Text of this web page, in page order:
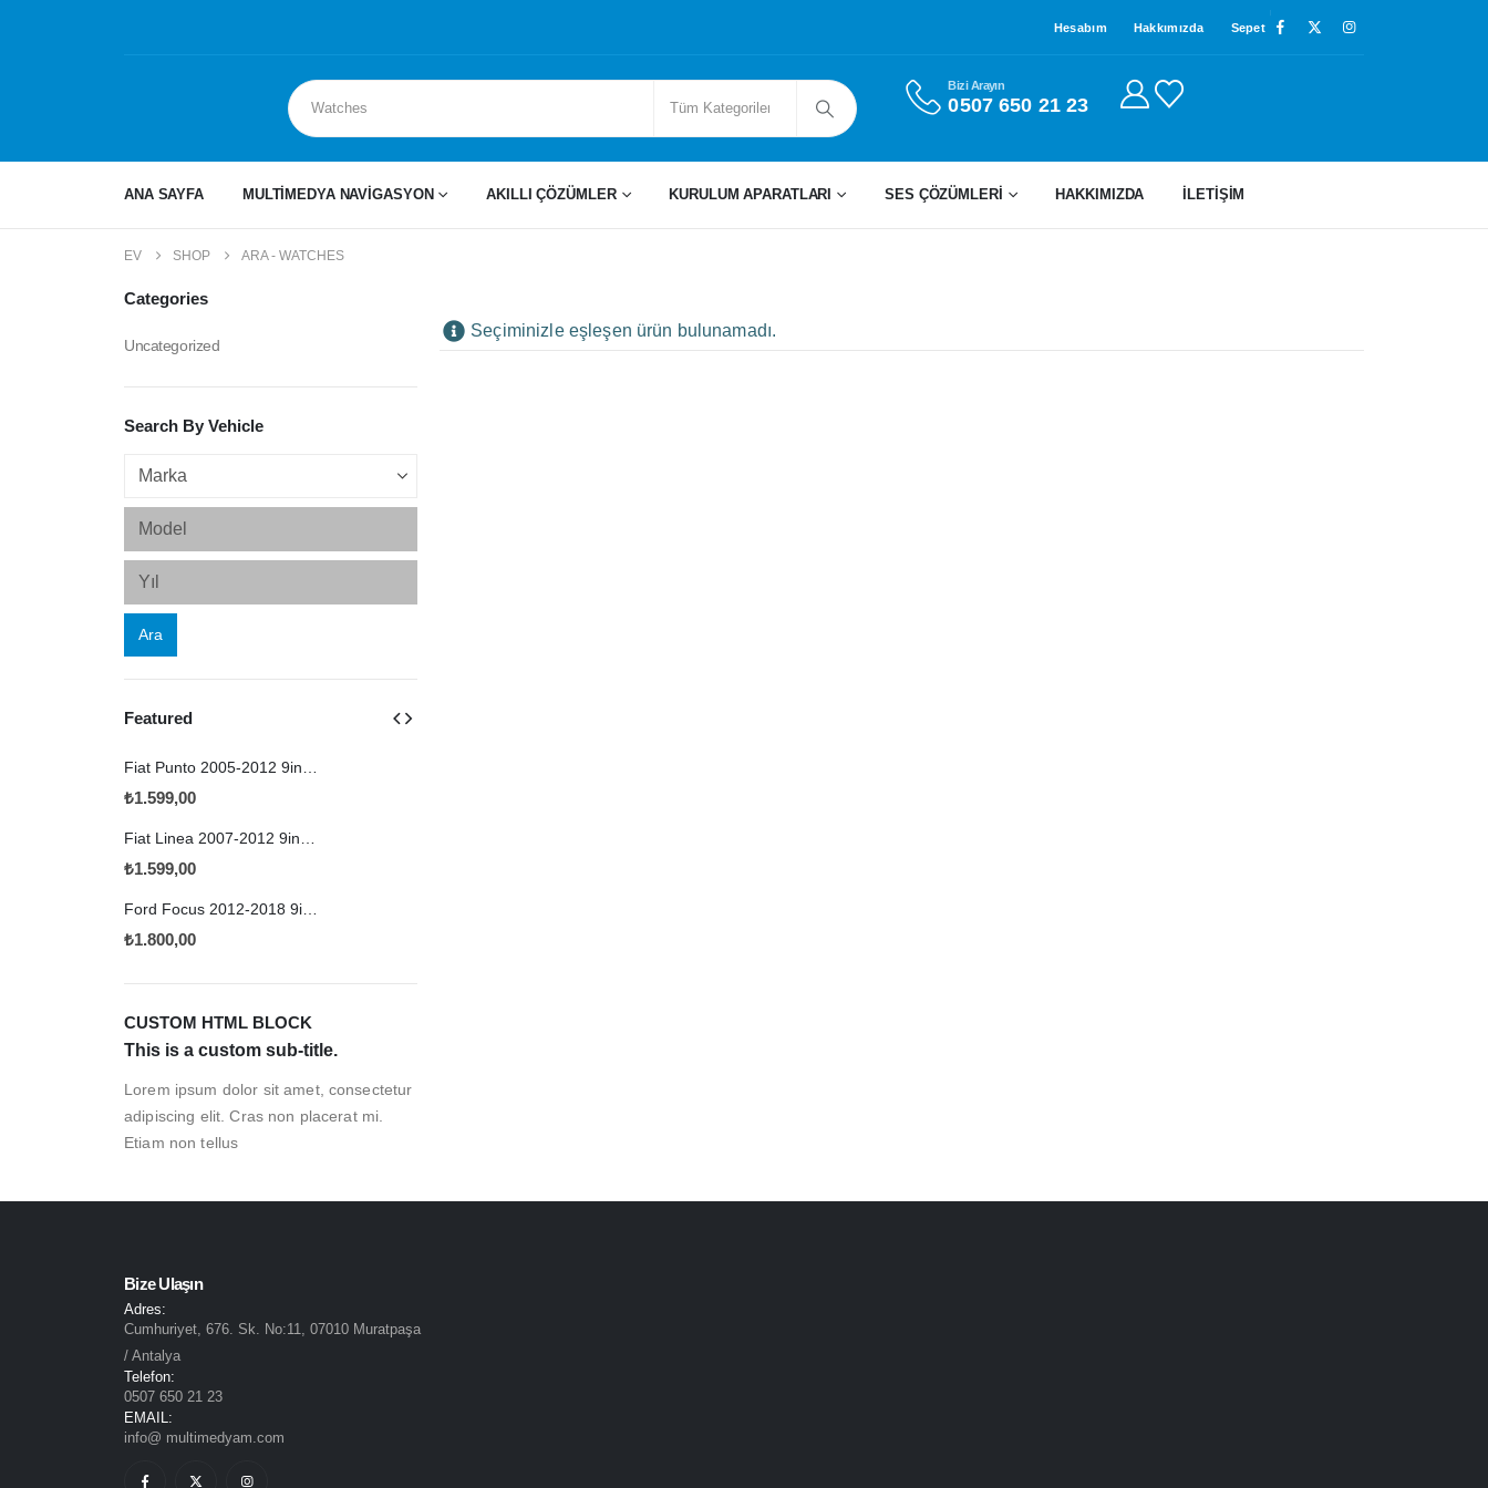
Hesabım Hakkımızda Sepet
Bizi Arayın
0507 650 21 23
ANA SAYFA MULTİMEDYA NAVİGASYON AKILLI ÇÖZÜMLER KURULUM APARATLARI SES ÇÖZÜMLERİ HAKKIMIZDA İLETIŞIM
EV SHOP ARA - WATCHES
Seçiminizle eşleşen ürün bulunamadı.
Categories
Uncategorized
Search By Vehicle
Ara
Featured
₺1.599,00
₺1.599,00
₺1.800,00
CUSTOM HTML BLOCK
This is a custom sub-title.
Lorem ipsum dolor sit amet, consectetur
adipiscing elit. Cras non placerat mi.
Etiam non tellus
Bize Ulaşın
Adres:
Cumhuriyet, 676. Sk. No:11, 07010 Muratpaşa
/ Antalya
Telefon:
0507 650 21 23
EMAIL:
info@ multimedyam.com